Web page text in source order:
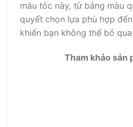
màu tóc này, từ bảng màu
quyết chọn lựa phù hợp
khiến bạn không thể bỏ
Tham khảo sản